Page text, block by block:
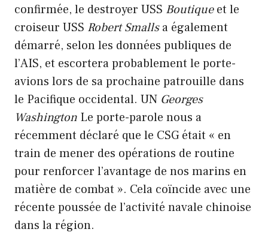
confirmée, le destroyer USS Boutiqueet le
croiseur USS Robert Smallsa également
démarré, selon les données publiques de
l’AIS, et escortera probablement le porte-
avions lors de sa prochaine patrouille dans
le Pacifique occidental. UN Georges
Washington Le porte-parole nous a
récemment déclaré que le CSG était « en
train de mener des opérations de routine
pour renforcer l’avantage de nos marins en
matière de combat ». Cela coïncide avec une
récente poussée de l’activité navale chinoise
dans la région.